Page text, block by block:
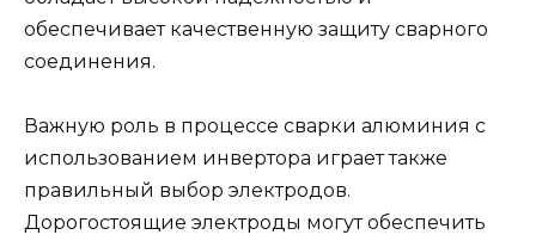
обеспечивает качественную защиту сварного
соединения.
Важную роль в процессе сварки алюминия с
использованием инвертора играет также
правильный выбор электродов.
Дорогостоящие электроды могут обеспечить